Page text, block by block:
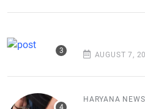
AUGUST 7,
HARYANA NEWS